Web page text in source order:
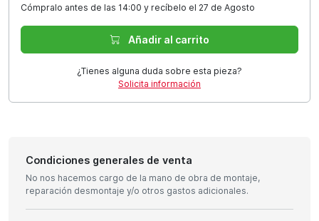
Cómpralo antes de las 14:00 y recíbelo el 27 de Agosto
Añadir al carrito
¿Tienes alguna duda sobre esta pieza?
Solicita información
Condiciones generales de venta
No nos hacemos cargo de la mano de obra de montaje,
reparación desmontaje y/o otros gastos adicionales.